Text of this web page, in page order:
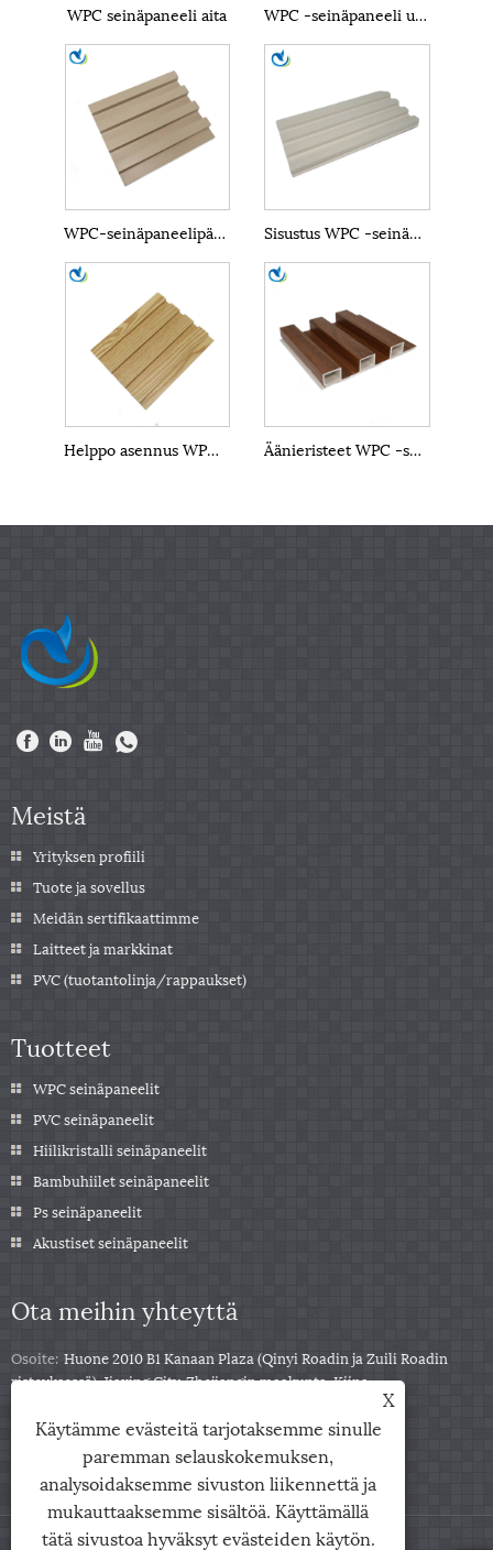
WPC seinäpaneeli aita WPC -seinäpaneeli ulkona
WPC-seinäpaneelipäällyste Sisustus WPC -seinäpaneeli
Helppo asennus WPC -seinäpaneelit Äänieristeet WPC -seinäpaneelit
Meistä
Yrityksen profiili
Tuote ja sovellus
Meidän sertifikaattimme
Laitteet ja markkinat
PVC (tuotantolinja/rappaukset)
Tuotteet
WPC seinäpaneelit
PVC seinäpaneelit
Hiilikristalli seinäpaneelit
Bambuhiilet seinäpaneelit
Ps seinäpaneelit
Akustiset seinäpaneelit
Ota meihin yhteyttä
Osoite: Huone 2010 B1 Kanaan Plaza (Qinyi Roadin ja Zuili Roadin
risteyksessä), Jiaxing City, Zhejiangin maakunta, Kiina
Sähköposti:
X
Käytämme evästeitä tarjotaksemme sinulle
paremman selauskokemuksen,
analysoidaksemme sivuston liikennettä ja
mukauttaaksemme sisältöä. Käyttämällä
tätä sivustoa hyväksyt evästeiden käytön.